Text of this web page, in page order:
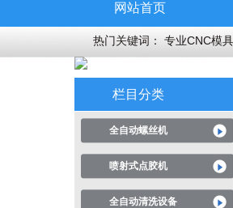
网站首页
热门关键词： 专业CNC模
栏目分类
全自动螺丝机
喷射式点胶机
全自动清洗设备